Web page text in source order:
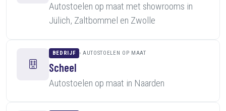
Autostoelen op maat met showrooms in
Jülich, Zaltbommel en Zwolle
BEDRIJF AUTOSTOELEN OP MAAT
Scheel
Autostoelen op maat in Naarden